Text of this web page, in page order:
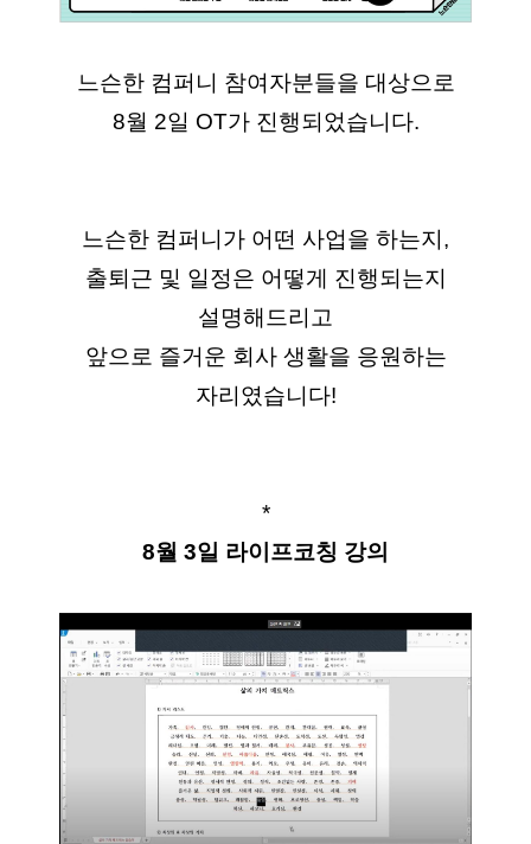
느슨한 컴퍼니 참여자분들을 대상으로
8월 2일 OT가 진행되었습니다.
느슨한 컴퍼니가 어떤 사업을 하는지,
출퇴근 및 일정은 어떻게 진행되는지
설명해드리고
앞으로 즐거운 회사 생활을 응원하는
자리였습니다!
*
8월 3일 라이프코칭 강의